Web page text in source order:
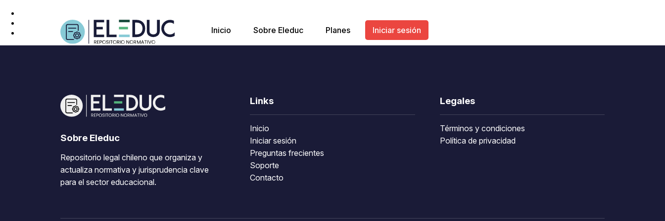
Inicio Sobre Eleduc Planes Iniciar sesión
Sobre Eleduc
Repositorio legal chileno que organiza y
actualiza normativa y jurisprudencia clave
para el sector educacional.
Links
Inicio
Iniciar sesión
Preguntas frecientes
Soporte
Contacto
Legales
Términos y condiciones
Política de privacidad